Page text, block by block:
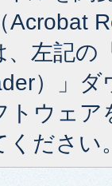
Acrobat
左記の
）」
トウェア
ください